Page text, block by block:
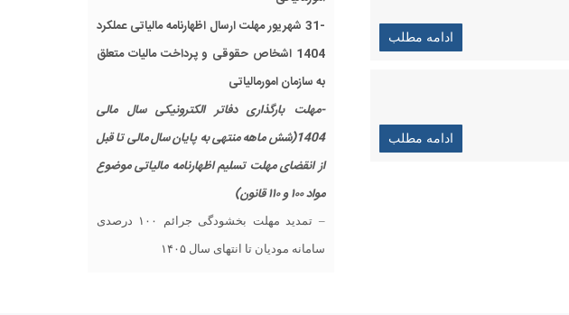
ادامه مطلب
ادامه مطلب
-31 شهریور مهلت ارسال اظهارنامه مالیاتی عملکرد
1404 اشخاص حقوقی و پرداخت مالیات متعلق
به سازمان امورمالیاتی
-مهلت بارگذاری دفاتر الکترونیکی سال مالی
1404(شش ماهه منتهی به پایان سال مالی تا قبل
از انقضای مهلت تسلیم اظهارنامه مالیاتی موضوع
مواد ۱۰۰ و ۱۱۰ قانون)
– تمدید مهلت بخشودگی جرائم ۱۰۰ درصدی
سامانه مودیان تا انتهای سال ۱۴۰۵